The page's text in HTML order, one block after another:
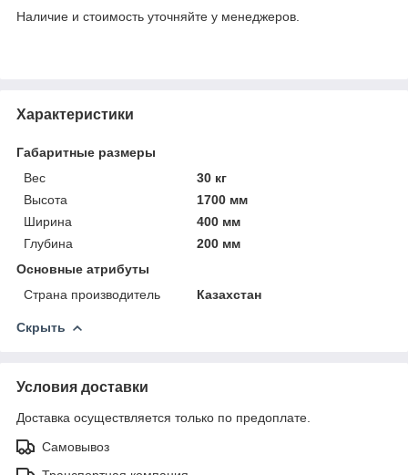
Наличие и стоимость уточняйте у менеджеров.
Характеристики
Габаритные размеры
Вес
30 кг
Высота
1700 мм
Ширина
400 мм
Глубина
200 мм
Основные атрибуты
Страна производитель
Казахстан
Скрыть
Условия доставки
Доставка осуществляется только по предоплате.
Самовывоз